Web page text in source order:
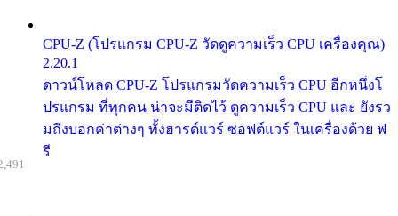
CPU-Z (โปรแกรม CPU-Z วัดดูความเร็ว CPU เครื่องคุณ)
2.20.1
ดาวน์โหลด CPU-Z โปรแกรมวัดความเร็ว CPU อีกหนึ่งโ
ปรแกรม ที่ทุกคน น่าจะมีติดไว้ ดูความเร็ว CPU และ ยังรว
มถึงบอกค่าต่างๆ ทั้งฮารด์แวร์ ซอฟต์แวร์ ในเครื่องด้วย ฟ
รี